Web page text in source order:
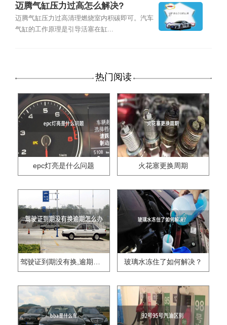
迈腾气缸压力过高怎么解决?
迈腾气缸压力过高清理燃烧室内积碳即可。汽车
气缸的工作原理是引导活塞在缸...
热门阅读
epc灯亮是什么问题 火花塞更换周期
驾驶证到期没有换,逾期怎么办?? 玻璃水冻住了如何解决？